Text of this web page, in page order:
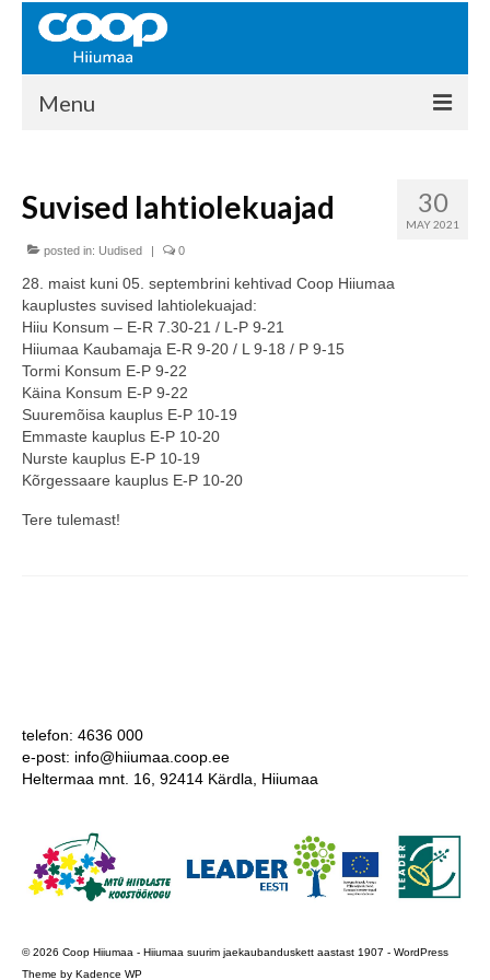
Menu
Kontakt
Liikmed
Ajalugu
KAUPLUSED
EHITUSKESKUS
KAUBAMAJA
KAMPAANIAD
COOP KLIENDIKAART
30
MAY 2021
Suvised lahtiolekuajad
posted in: Uudised | 0
28. maist kuni 05. septembrini kehtivad Coop Hiiumaa
kauplustes suvised lahtiolekuajad:
Hiiu Konsum – E-R 7.30-21 / L-P 9-21
Hiiumaa Kaubamaja E-R 9-20 / L 9-18 / P 9-15
Tormi Konsum E-P 9-22
Käina Konsum E-P 9-22
Suuremõisa kauplus E-P 10-19
Emmaste kauplus E-P 10-20
Nurste kauplus E-P 10-19
Kõrgessaare kauplus E-P 10-20
Tere tulemast!
telefon: 4636 000
e-post: info@hiiumaa.coop.ee
Heltermaa mnt. 16, 92414 Kärdla, Hiiumaa
© 2026 Coop Hiiumaa - Hiiumaa suurim jaekaubanduskett aastast 1907 - WordPress
Theme by Kadence WP